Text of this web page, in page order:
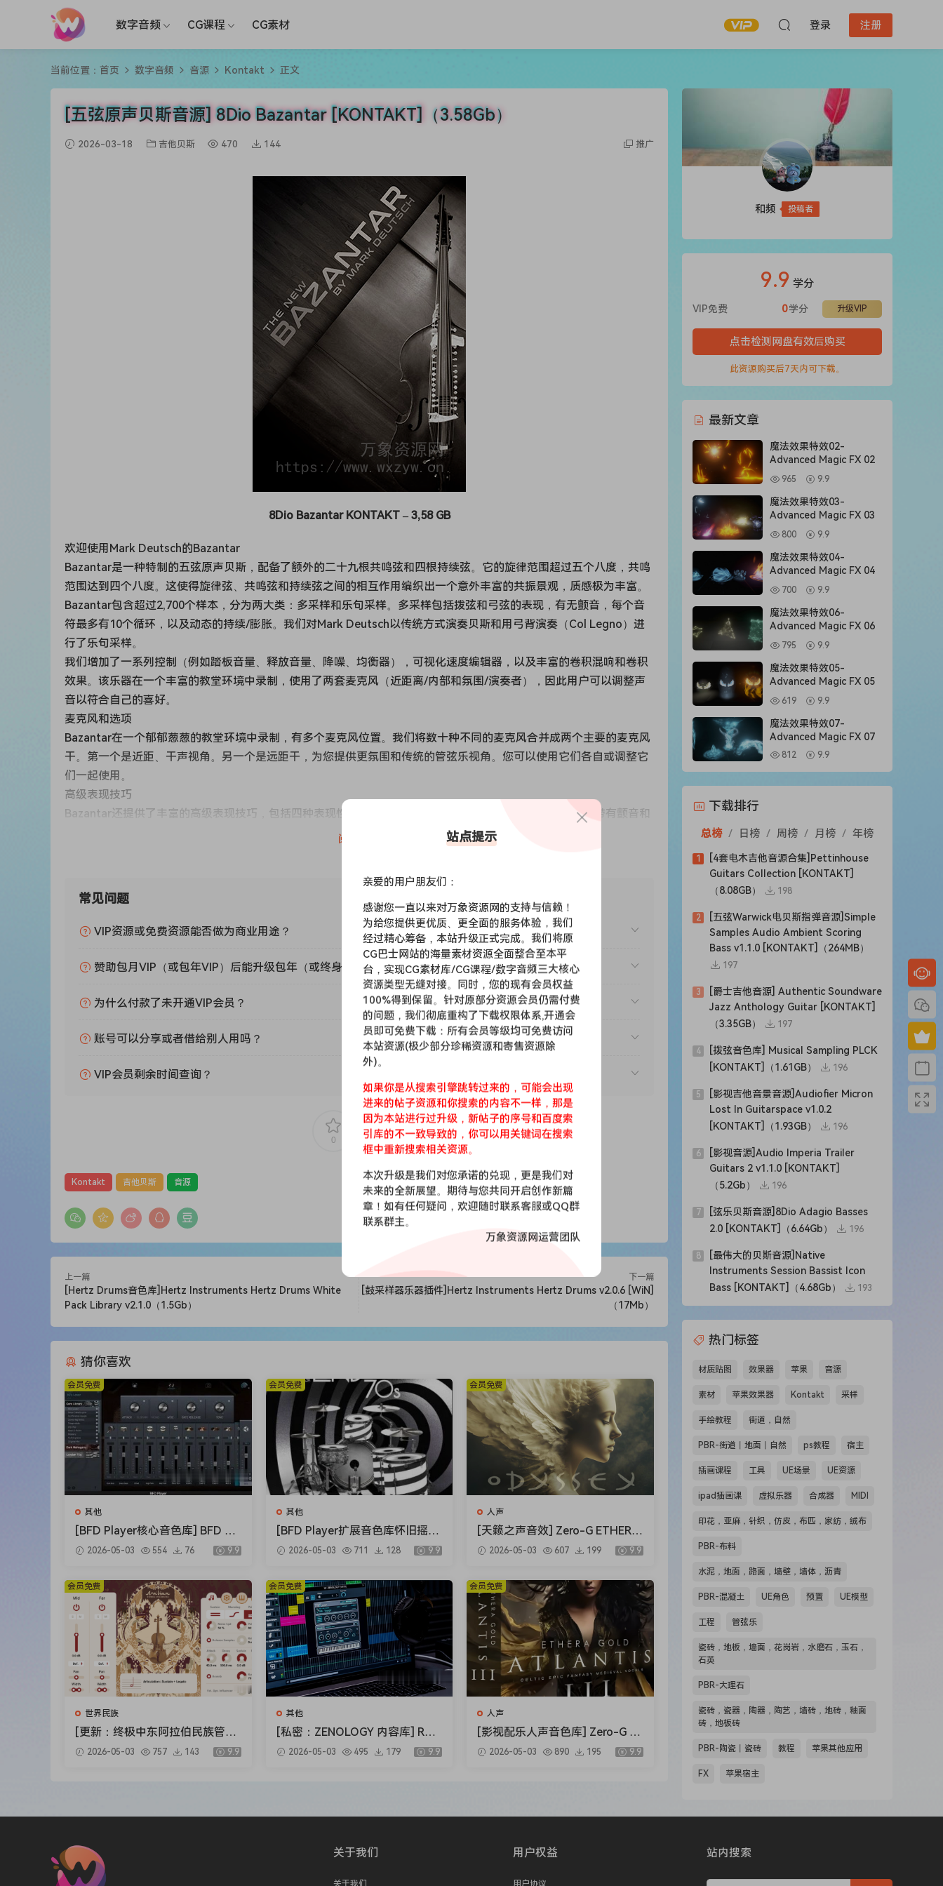
数字音频 CG课程 CG素材 登录 注册
当前位置： 首页 数字音频 音源 Kontakt 正文
[五弦原声贝斯音源] 8Dio Bazantar [KONTAKT]（3.58Gb）
2026-03-18 吉他贝斯 470 144 推广
8Dio Bazantar KONTAKT – 3,58 GB
欢迎使用Mark Deutsch的Bazantar
Bazantar是一种特制的五弦原声贝斯，配备了额外的二十九根共鸣弦和四根持续弦。它的旋律范围超过五个八度，共鸣
范围达到四个八度。这使得旋律弦、共鸣弦和持续弦之间的相互作用编织出一个意外丰富的共振景观，质感极为丰富。
Bazantar包含超过2,700个样本，分为两大类：多采样和乐句采样。多采样包括拨弦和弓弦的表现，有无颤音，每个音
符最多有10个循环，以及动态的持续/膨胀。我们对Mark Deutsch以传统方式演奏贝斯和用弓背演奏（Col Legno）进
行了乐句采样。
我们增加了一系列控制（例如踏板音量、释放音量、降噪、均衡器），可视化速度编辑器，以及丰富的卷积混响和卷积
效果。该乐器在一个丰富的教堂环境中录制，使用了两套麦克风（近距离/内部和氛围/演奏者），因此用户可以调整声
音以符合自己的喜好。
麦克风和选项
Bazantar在一个郁郁葱葱的教堂环境中录制，有多个麦克风位置。我们将数十种不同的麦克风合并成两个主要的麦克风
干。第一个是近距、干声视角。另一个是远距干，为您提供更氛围和传统的管弦乐视角。您可以使用它们各自或调整它
们一起使用。
高级表现技巧
Bazantar还提供了丰富的高级表现技巧，包括四种表现性的弧线、拨弦（受爵士乐启发）、多采样的轻敲、带有颤音和
不带颤音的持续，以及大量的额外乐句材料。因此，您可以同时获得多采样和乐句的精华。
高、延迟和我们的新型纹理延迟）。您还可以通过我们的混沌效果系统进行更深入的操作，该系统包括相位调制、均衡
器、比特破碎、失真、双重延迟等！
表现技巧
弧线膨胀1
弧线膨胀3
带颤音的持续
拨弦（带循环随机）
中等变化
神秘暗弓1
神秘暗弓2
中等音符
暗色深音独奏1
暗色深音独奏2
高泛音旋律
高泛音乐句
带持续的暗色独奏1
带持续的暗色独奏2
暗色拨弦独奏
共振器与持续音
混沌效果
即时堆叠（堆叠您想要的任何音色）
相位器与镶边调制
延迟
降级器（比特破碎）
均衡器
滤波器
变换（替代卷积混响）
需要完整零售版的Kontakt5.8.1或更高版本！
Welcome to the Bazantar by Mark Deutsch
The Bazantar is a custom five-string acoustic bass, fitted with an additional twenty-nine sympathetic strings
and four drone strings. It has a melodic range of over five octaves, with a sympathetic range of four octaves.
This results in an interplay between melodic, sympathetic, and drone strings which weaves an unexpected
The Bazantar contains over 2,700 samples divided into two main categories: Multi-samples and phrase-
samples. The multi-samples consist of plucked and bowed representations, with and without vibrato, with up
to 10 round robins per note, as well as dynamic sustains/swells. We phrase-sampled Mark Deutsch playing the
and a great selection of convolution reverbs and convolution effects. The instrument was recorded in a rich
sound to their liking.
MICROPHONES AND OPTIONS
阅读全文
常见问题
VIP资源或免费资源能否做为商业用途？
赞助包月VIP（或包年VIP）后能升级包年（或终身VIP）吗？
为什么付款了未开通VIP会员？
账号可以分享或者借给别人用吗？
VIP会员剩余时间查询？
0 0
Kontakt 吉他贝斯 音源
上一篇
[Hertz Drums音色库]Hertz Instruments Hertz Drums White
Pack Library v2.1.0（1.5Gb）
下一篇
[鼓采样器乐器插件]Hertz Instruments Hertz Drums v2.0.6 [WiN]
（17Mb）
猜你喜欢
其他
[BFD Player核心音色库] BFD Dr
ums BFD Player Core Library v
1.0.0.9-R2R（4.72GB）
2026-05-03 554 76 9.9
会员免费
其他
[BFD Player扩展音色库怀旧摇
滚] BFD Drums BFD Player Exte
nsion London 70s v1.0.0.13-R2
2026-05-03 711 128 9.9
会员免费
人声
[天籁之声音效] Zero-G ETHERA
Gold Odyssey v1.0.2 [KONTAK
T]（5.23GB）
2026-05-03 607 199 9.9
会员免费
世界民族
[更新：终极中东阿拉伯民族管弦
乐音源合集] Strezov Sampling
Arabian Ethnic Orchestra v1.1
2026-05-03 757 143 9.9
会员免费
其他
[私密：ZENOLOGY 内容库] Rola
nd Cloud ZENOLOGY Content v
2026.04-R2R [WiN]（1.93GB）
2026-05-03 495 179 9.9
会员免费
人声
[影视配乐人声音色库] Zero-G Et
hera Gold Atlantis 3 v3.5.2 [KO
NTAKT]（34.2GB）
2026-05-03 890 195 9.9
会员免费
和频 投稿者
9.9 学分
VIP免费 升级VIP
0学分
点击检测网盘有效后购买
此资源购买后7天内可下载。
最新文章
魔法效果特效02-
Advanced Magic FX 02
965 9.9
魔法效果特效03-
Advanced Magic FX 03
800 9.9
魔法效果特效04-
Advanced Magic FX 04
700 9.9
魔法效果特效06-
Advanced Magic FX 06
795 9.9
魔法效果特效05-
Advanced Magic FX 05
619 9.9
魔法效果特效07-
Advanced Magic FX 07
812 9.9
下载排行
总榜 / 日榜 / 周榜 / 月榜 / 年榜
1
[4套电木吉他音源合集]Pettinhouse
Guitars Collection [KONTAKT]
（8.08GB）
198
2
[五弦Warwick电贝斯指弹音源]Simple
Samples Audio Ambient Scoring
Bass v1.1.0 [KONTAKT]（264MB）
197
3
[爵士吉他音源] Authentic Soundware
Jazz Anthology Guitar [KONTAKT]
（3.35GB）
197
4
[拨弦音色库] Musical Sampling PLCK
[KONTAKT]（1.61GB）
196
5
[影视吉他音景音源]Audiofier Micron
Lost In Guitarspace v1.0.2
[KONTAKT]（1.93GB）
196
6
[影视音源]Audio Imperia Trailer
Guitars 2 v1.1.0 [KONTAKT]
（5.2Gb）
196
7
[弦乐贝斯音源]8Dio Adagio Basses
2.0 [KONTAKT]（6.64Gb）
196
8
[最伟大的贝斯音源]Native
Instruments Session Bassist Icon
Bass [KONTAKT]（4.68Gb）
193
热门标签
材质贴图 效果器 苹果 音源
素材 苹果效果器 Kontakt 采样
手绘教程 街道，自然
PBR-街道丨地面丨自然 ps教程 宿主
插画课程 工具 UE场景 UE资源
ipad插画课 虚拟乐器 合成器 MIDI
印花，亚麻，针织，仿皮，布匹，家纺，绒布
PBR-布料
水泥，地面，路面，墙壁，墙体，沥青
PBR-混凝土 UE角色 预置 UE模型
工程 管弦乐
瓷砖，地板，墙面，花岗岩，水磨石，玉石，
石英
PBR-大理石
瓷砖，瓷器，陶器，陶艺，墙砖，地砖，釉面
砖，地板砖
PBR-陶瓷丨瓷砖 教程 苹果其他应用
FX 苹果宿主
关于我们
关于我们
用户权益
用户协议
站内搜索
站点提示
亲爱的用户朋友们：
感谢您一直以来对万象资源网的支持与信赖！
为给您提供更优质、更全面的服务体验，我们
经过精心筹备，本站升级正式完成。我们将原
CG巴士网站的海量素材资源全面整合至本平
台，实现CG素材库/CG课程/数字音频三大核心
资源类型无缝对接。同时，您的现有会员权益
100%得到保留。针对原部分资源会员仍需付费
的问题，我们彻底重构了下载权限体系,开通会
员即可免费下载：所有会员等级均可免费访问
本站资源(极少部分珍稀资源和寄售资源除
外)。
如果你是从搜索引擎跳转过来的，可能会出现
进来的帖子资源和你搜索的内容不一样，那是
因为本站进行过升级，新帖子的序号和百度索
引库的不一致导致的，你可以用关键词在搜索
框中重新搜索相关资源。
本次升级是我们对您承诺的兑现，更是我们对
未来的全新展望。期待与您共同开启创作新篇
章！如有任何疑问，欢迎随时联系客服或QQ群
联系群主。
万象资源网运营团队